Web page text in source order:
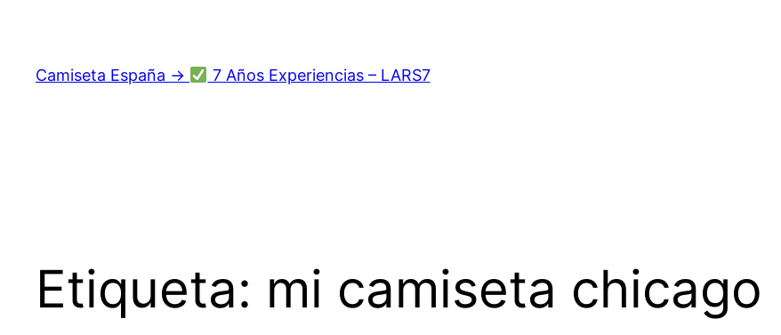
contenido
Camiseta España → 7 Años Experiencias – LARS7
Etiqueta: mi camiseta chicago